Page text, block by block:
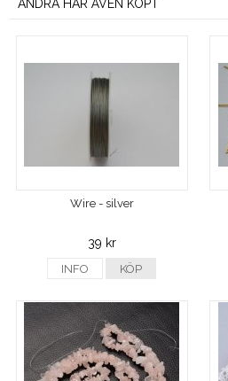
ANDRA HAR ÄVEN KÖPT
Wire - silver
39 kr
INFO KÖP